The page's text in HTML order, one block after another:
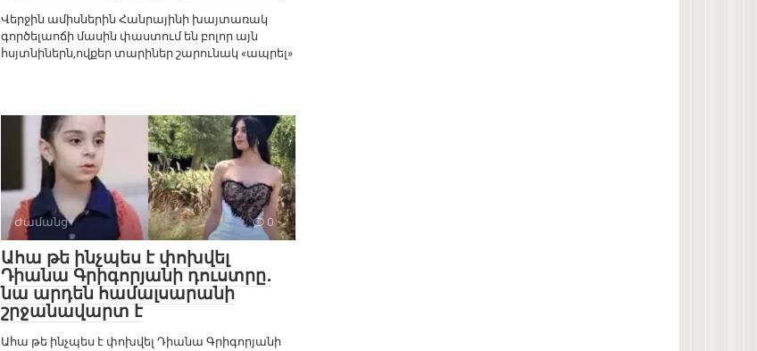
Վերջին ամիսներին Հանրայինի խայտառակ
գործելաոճի մասին փաստում են բոլոր այն
հսյտնիներն,ովքեր տարիներ շարունակ «ապրել»
Ժամանց 0
Ահա թե ինչպես է փոխվել
Դիանա Գրիգորյանի դուստրը․
նա արդեն համալսարանի
շրջանավարտ է
Ահա թե ինչպես է փոխվել Դիանա Գրիգորյանի